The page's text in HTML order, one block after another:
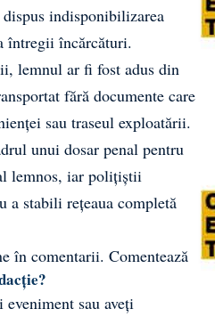
indisponibilizarea
întregii încărcături.
lemnul ar fi fost adus din
fără documente care
sau traseul exploatării.
unui dosar penal pentru
lemnos, iar polițiștii
a stabili rețeaua completă
în comentarii. Comentează
sau aveți